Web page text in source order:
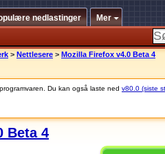
nedlastinger Mer
> Nettlesere > Mozilla Firefox v4.0 Beta 4
Du kan også laste ned v80.0 (siste
Beta 4